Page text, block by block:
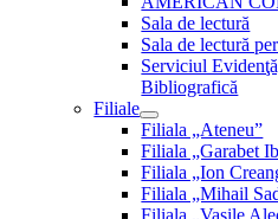
Sala de lectură
Sala de lectură
Serviciul
Bibliografică
Filiale
Filiala „Ateneu”
Filiala „Garabet
Filiala „Ion
Filiala „Mihail
Filiala „Vasile